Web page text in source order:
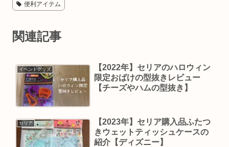
便利アイテム
関連記事
イベントグッズ
【2022年】セリアのハロウィン
限定おばけの型抜きレビュー
【チーズやハムの型抜き】
セリア
【2023年】セリア購入品ふたつ
きウェットティッシュケースの
紹介【ディズニー】